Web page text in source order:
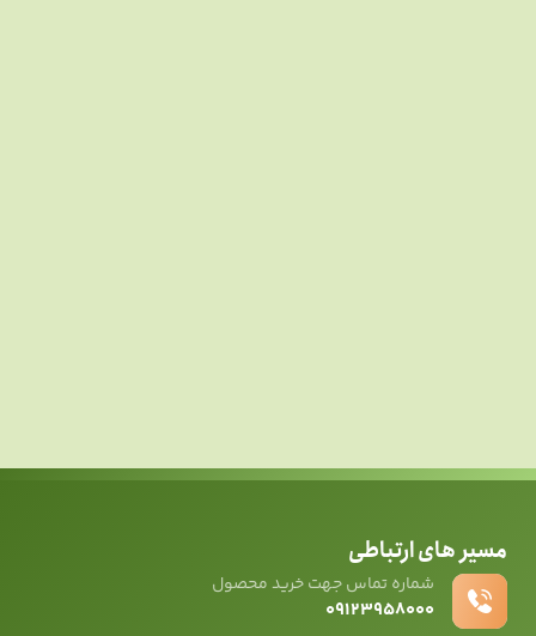
مسیر های ارتباطی
شماره تماس جهت خرید محصول
۰۹۱۲۳۹۵۸۰۰۰